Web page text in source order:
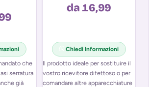
che
serratura
già
da 16,99
Chiedi Informazioni
Il prodotto ideale per sostituire il
vostro ricevitore difettoso o per
comandare altre apparecchiature